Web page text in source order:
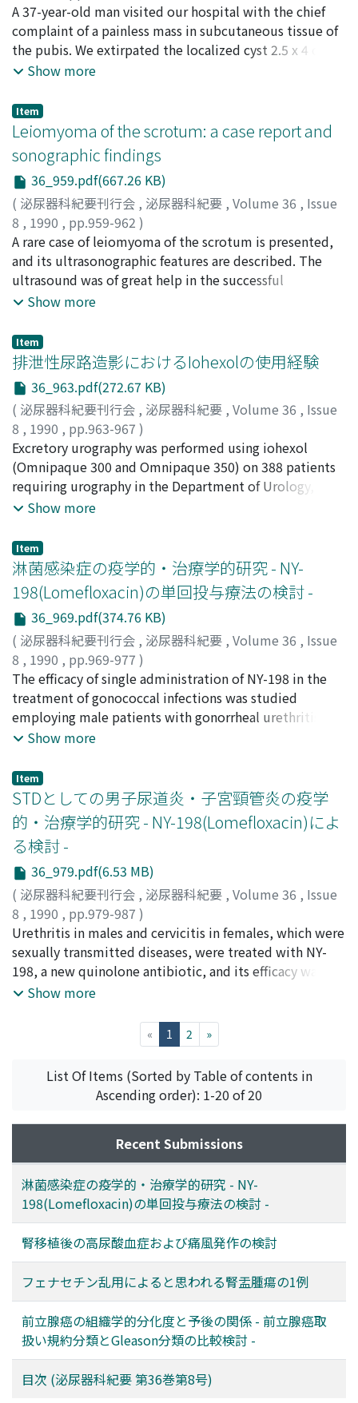
biopsy of the prostate revealed the granulomatous
prostatitis due to BCG immunotherapy.
沼, 秀親;荒木, 重人;岡田, 耕市;Numa, Hidechika;Araki,
Shigeto;Okada, Koichi
A 37-year-old man visited our hospital with the chief
complaint of a painless mass in subcutaneous tissue of
the pubis. We extirpated the localized cyst 2.5 x 4 cm in
size. Histological diagnosis was cystic lymphangioma
on lymphangioma, a rare disease seldom seen in
urological fields.
Show more
Item
Leiomyoma of the scrotum: a case report and
sonographic findings
36_959.pdf(667.26 KB)
( 泌尿器科紀要刊行会 , 泌尿器科紀要 , Volume 36 , Issue
8 , 1990 , pp.959-962 )
Habuchi, Tomonori;Okagaki, Tetsuya;Miyakawa,
Mieko; 羽渕, 友則;岡垣, 哲弥;宮川, 美栄子
A rare case of leiomyoma of the scrotum is presented,
and its ultrasonographic features are described. The
ultrasound was of great help in the successful
management by simple excision of the tumor.
Show more
Item
排泄性尿路造影におけるIohexolの使用経験
36_963.pdf(272.67 KB)
( 泌尿器科紀要刊行会 , 泌尿器科紀要 , Volume 36 , Issue
8 , 1990 , pp.963-967 )
長井, 辰哉 ;岡村, 菊夫;佐橋, 正文;三宅, 弘治;深津, 英捷
瀬川, 昭夫;大島, 伸一;松浦, 治;竹内, 宜久;田中, 国晃;橋
本, 純一;傍島, 健;成島, 雅博;伊藤, 裕一;小谷, 俊一;
圭介;安藤, 正;
吉川, 羊子
Tatsuya;Okamura, Kikuo ; Sahashi, Masahumi ;Miyake,
Koji;Fukatsu, Hidetoshi Segawa, Akio;Oshima,
Shinichi; Matsuura, Osamu;Takeuchi, Norihisa;Tanaka,
Kuniaki;Hashimoto, Junichi
Narushima, Masahiro ; Itoh, Yuichi;Otani, Toshikazu;
Yokoi, Keisuke;Ando, Tadashi
Obata, Koji;Kobayashi, Mineo;Kato, Takanori;
Kinukawa, Tsuneo;Hattori, Ryohei; Hurukawa, Toru
Asano, Haruyoshi;Sai, Yuichi;Yoshikawa, Yoko;
Tsumura, Yoshio
Excretory urography was performed using iohexol
(Omnipaque 300 and Omnipaque 350) on 388 patients
requiring urography in the Department of Urology,
Nagoya University School of Medicine and 10 affiliated
(0.8%), but they were all mild. Good image efficacy was
obtained in more than 95% of the patients injected 20
ml, 40 ml, and 100 ml of Omnipaque 300 and 40 ml of
Omnipaque 350. There was no difference in the results
of image efficacy between 40 ml (Omnipaque 300) and
100 ml (Omnipaque 300) groups. Therefore, the use of
40 ml of Omnipaque 300 for excretory urography was
considered to be a very useful screening method for the
urinary tract.
Show more
Item
淋菌感染症の疫学的・治療学的研究 - NY-
198(Lomefloxacin)の単回投与療法の検討 -
36_969.pdf(374.76 KB)
( 泌尿器科紀要刊行会 , 泌尿器科紀要 , Volume 36 , Issue
8 , 1990 , pp.969-977 )
熊本, 悦明;恒川, 琢司;酒井, 茂;林, 謙治;田端, 重男 ;郷路,
勉;猪野毛, 健男;木村, 文宏;辺見, 泉; 丹田, 均;吉尾, 弘
垣, 舜二;上戸, 文彦;上野, 了;毛利, 和弘;出口, 浩一;
Kumamoto, Yoshiaki
Tsutomu
Izumi;Tanda, Shuji;Yoshio, Hiroshi;Ikegaki, Shunji;
Kamito, Fumihiko;Ueno, Tohru ;Mohri, Kazuhiro;
Deguchi, Kohichi
The efficacy of single administration of NY-198 in the
treatment of gonococcal infections was studied
employing male patients with gonorrheal urethritis and
female patients with gonorrheal cervicitis. The clinical
which was estimated on each observation day for each
patient. In the male patients, NY-198 was administered
in a dose of 200 mg in 25 cases and a dose of 400 mg in
65 cases. The rate of eradication of N. gonorrhoeae (i.e.
efficacy) on the 3rd day of administration was 96% in
the 200 mg administration group and 100% in the 400
mg administration group. On the 7th day after
administration, the eradication rate was 100% in both
the 200 mg and 400 mg administration groups. When
the eradication rate on the 7th day was statistically
estimated for patients who returned to the hospital
only on the 3rd day, it was 97.9% in the 200 mg
administration group. In the female patients, NY-198
was administered in a dose of 200 mg to 4 cases and a
dose of 400 mg to 5 cases. The eradication rate on each
conclusion, single administration of NY-198 in a dose of
200 mg or 400 mg was highly effective, and considered
to be a therapeutic method highly useful clinically.
Show more
Item
STDとしての男子尿道炎・子宮頸管炎の疫学
的・治療学的研究 - NY-198(Lomefloxacin)によ
る検討 -
36_979.pdf(6.53 MB)
( 泌尿器科紀要刊行会 , 泌尿器科紀要 , Volume 36 , Issue
8 , 1990 , pp.979-987 )
熊本, 悦明 ;広瀬, 崇興;林, 謙治;郷路, 勉;児玉, 直彦;宮岸,
武弘;上野, 了;毛利, 和弘;阿部, 清孝; Kumamoto,
Yoshiaki;Hirose, Takaoki;Hayashi, Kenji ;Gohro,
Tsutomu;Kodama, Naohiko
Urethritis in males and cervicitis in females, which were
sexually transmitted diseases, were treated with NY-
198, a new quinolone antibiotic, and its efficacy was
studied. Seventeen male patients with gonorrheal
NY-198. The efficacy rate on the 3rd day after
administration was 100%, but it was 85.7% on the 7th
day due to recurrence in 1 patient. The results of
treatment of non-gonorrheal infections were as follow.
In this treatment, NY-198 was administered in a daily
dose of 600 mg in 3 divided doses for 14 consecutive
days. In the treatment of chlamydial urethritis of males,
the efficacy rate in 26 patients was 84.6% on the 7th day
and 84.0% on the 14th day in 25 patients. In the
treatment of chlamydial cervicitis, the efficacy rate was
100% on both the 7th (3/3) and 14th (6/6) days. In the
treatment of non-gonorrheal and non-chlamydial
cervicitis, the efficacy rate was 100% on the 7th day
(1/1) and 50% (1/2) on 14th day. The efficacy rate in all
40 males with non-gonorrheal urethritis was 85.0% on
the 7th day and 88.9% for 36 patients on the 14th day,
while that in all 4 females with cervicitis was 100% on
the 7th day and 87.5% on the 14th day. No side effects
were seen in any of the patients. Overall, NY-198 had an
efficacy rate of 80% in the treatment of chlamydial
Show more
« 1 (current)
2 »
List Of Items (Sorted by Table of contents in
Ascending order): 1-20 of 20
Recent Submissions
淋菌感染症の疫学的・治療学的研究 - NY-
198(Lomefloxacin)の単回投与療法の検討 -
腎移植後の高尿酸血症および痛風発作の検討
フェナセチン乱用によると思われる腎盂腫瘍の1例
前立腺癌の組織学的分化度と予後の関係 - 前立腺癌取
扱い規約分類とGleason分類の比較検討 -
目次 (泌尿器科紀要 第36巻第8号)